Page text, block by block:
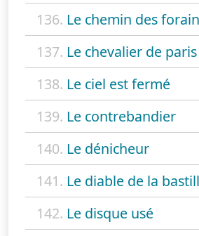
136. Le chemin des
137. Le chevalier de paris
138. Le ciel est fermé
139. Le contrebandier
140. Le dénicheur
141. Le diable de la
142. Le disque usé